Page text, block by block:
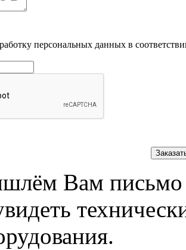
персональных данных в
Вам письмо